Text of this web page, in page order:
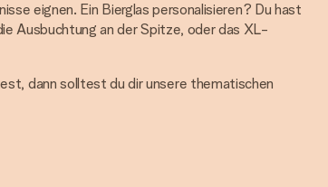
eignen. Ein Bierglas personalisieren? Du hast
Ausbuchtung an der Spitze, oder das XL-
dann solltest du dir unsere thematischen